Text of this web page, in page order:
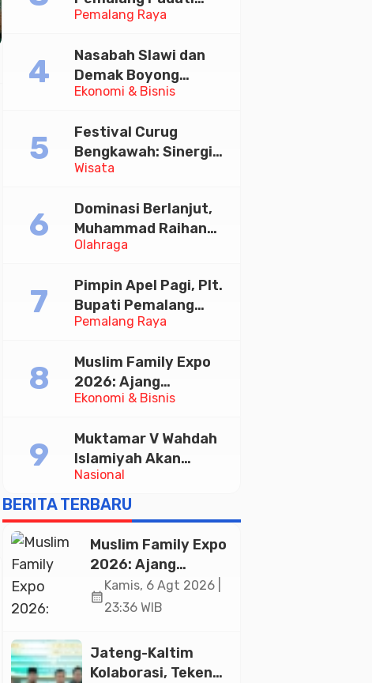
Pemalang Raya
Kirab Festival Kamir
Ekonomi & Bisnis
Nasabah Slawi dan
Demak Boyong
Toyota Innova Zenix
Tabungan Bima Bank
Jateng
Wisata
Festival Curug
Bengkawah: Sinergi
Desa Sikasur dan
Memajukan Wisata
serta UMKM Lokal
Olahraga
Dominasi Berlanjut,
Muhammad Raihan
Fadila Sabet Emas
Taekwondo Indonesia
Open 2026
Pemalang Raya
Pimpin Apel Pagi, Plt.
Bupati Pemalang
Tekankan Disiplin dan
Pelayanan Publik
Ekonomi & Bisnis
Muslim Family Expo
2026: Ajang
Silaturahim dan
Halal di Jakarta
Nasional
Muktamar V Wahdah
Islamiyah Akan
Kukuhkan 10.000
Guru Al-Qur’an di
Masjid Istiqlal
BERITA TERBARU
Muslim Family Expo
2026: Ajang
Silaturahim dan
Kebangkitan
Jakarta
calendar_month
Kamis, 6 Agt 2026 |
23:36 WIB
Jateng-Kaltim
Kolaborasi, Teken